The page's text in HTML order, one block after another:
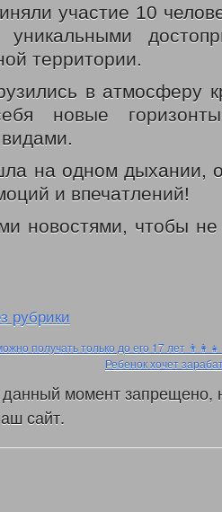
МАТЕРЯМ
И ЧЛЕНАМ ИХ СЕМЕЙ И
ОБЕСПЕЧЕНИЮ
ЗАЩИТЫ НАСЕЛЕНИЯ
ВЫДАЧА СПРАВОК О
ПОМЕЩЕНИЯ И КОММУНАЛЬНЫХ
ТРАНСПОРТА
ФЕДЕРАЛЬНЫЕ
УПРАВЛЕНИЯ
ИНТЕРНЕТ
– ПОЖАРНАЯ БЕЗОПАСНОСТЬ
участие 10
территории.
в атмосферу
новые
на одном дыхании,
и впечатлений!
новостями, чтобы не
рубрики
получать только до его 17 лет
Ребенок хочет
момент запрещено,
сайт.